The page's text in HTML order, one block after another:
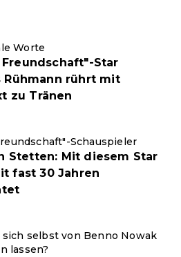
Worte
Star
Rühmann rührt mit
zu Tränen
Schauspieler
Stetten: Mit diesem Star
fast 30 Jahren
sich selbst von Benno Nowak
lassen?